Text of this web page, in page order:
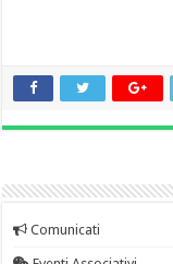
Comunicati